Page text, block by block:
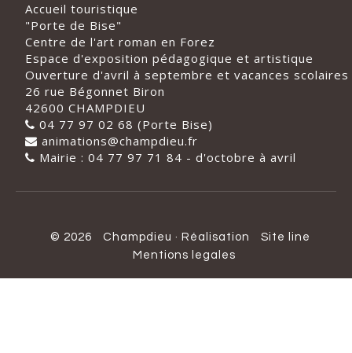
Accueil touristique
"Porte de Bise"
Centre de l'art roman en Forez
Espace d'exposition pédagogique et artistique
Ouverture d'avril à septembre et vacances scolaires
26 rue Bégonnet Biron
42600 CHAMPDIEU
04 77 97 02 68 (Porte Bise)
animations@champdieu.fr
Mairie : 04 77 97 71 84 - d'octobre à avril
© 2026 Champdieu · Réalisation
Site line
Mentions legales